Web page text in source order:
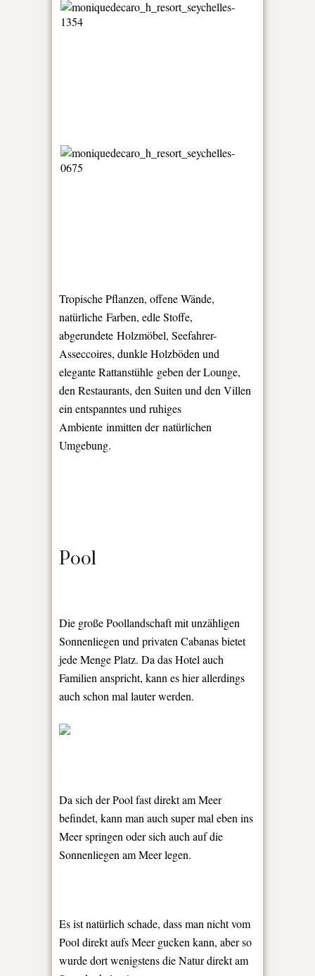
Tropische Pflanzen, offene Wände,
natürliche Farben, edle Stoffe,
abgerundete Holzmöbel, Seefahrer-
Asseccoires, dunkle Holzböden und
elegante Rattanstühle geben der Lounge,
den Restaurants, den Suiten und den Villen
ein entspanntes und ruhiges
Ambiente inmitten der natürlichen
Umgebung.
Pool
Die große Poollandschaft mit unzähligen
Sonnenliegen und privaten Cabanas bietet
jede Menge Platz. Da das Hotel auch
Familien anspricht, kann es hier allerdings
auch schon mal lauter werden.
Da sich der Pool fast direkt am Meer
befindet, kann man auch super mal eben ins
Meer springen oder sich auch auf die
Sonnenliegen am Meer legen.
Es ist natürlich schade, dass man nicht vom
Pool direkt aufs Meer gucken kann, aber so
wurde dort wenigstens die Natur direkt am